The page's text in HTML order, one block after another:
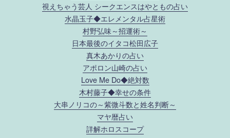
視えちゃう芸人 シークエンスはやともの占い
水晶玉子◆エレメンタル占星術
村野弘味～招運術～
日本最後のイタコ松田広子
真木あかりの占い
アポロン山崎の占い
Love Me Do◆絶対数
木村藤子◆幸せの条件
大串ノリコの～紫微斗数と姓名判断～
マヤ暦占い
詳解ホロスコープ